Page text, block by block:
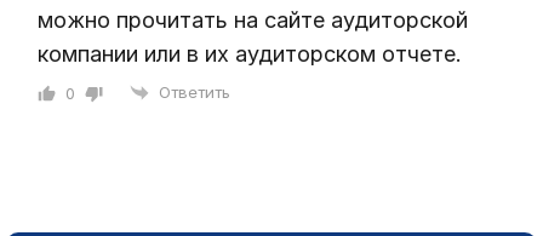
можно прочитать на сайте аудиторской
компании или в их аудиторском отчете.
0 Ответить